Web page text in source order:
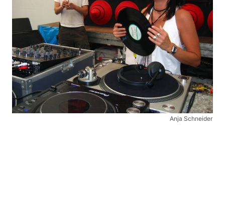
Anja Schneider